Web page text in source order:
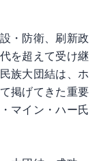
・防衛、刷新政
を超えて受け継
族大団結は、ホ
掲げてきた重要
マイン・ハー氏